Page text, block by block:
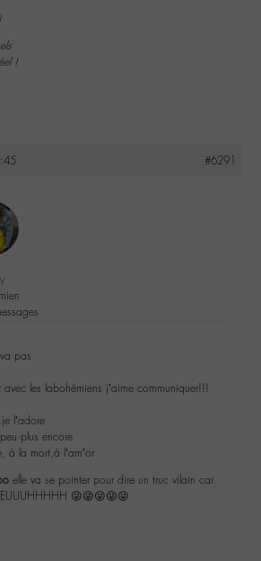
!
#6291
pas
les labohémiens j’aime communiquer!!!
l’adore
plus encore
à la mort,à l’am’or
elle va se pointer pour dire un truc vilain car
😜😜😜😜😜